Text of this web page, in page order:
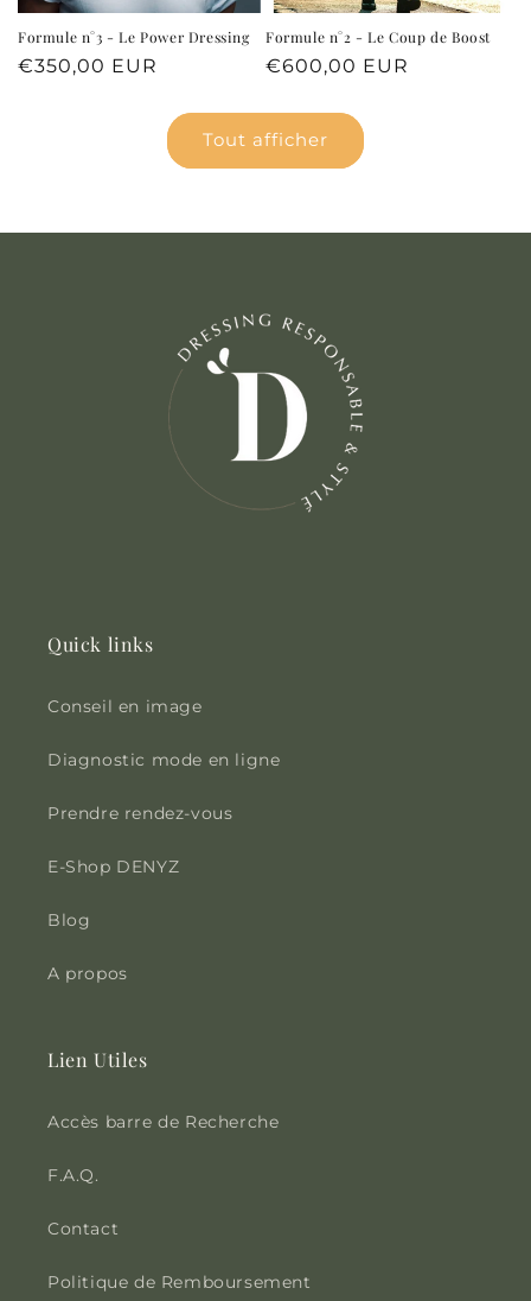
Formule n°3 - Le Power Dressing
Prix
€350,00 EUR
Formule n°2 - Le Coup de Boost
Prix
€600,00 EUR
Tout afficher
Quick links
Conseil en image
Diagnostic mode en ligne
Prendre rendez-vous
E-Shop DENYZ
Blog
A propos
Lien Utiles
Accès barre de Recherche
F.A.Q.
Contact
Politique de Remboursement